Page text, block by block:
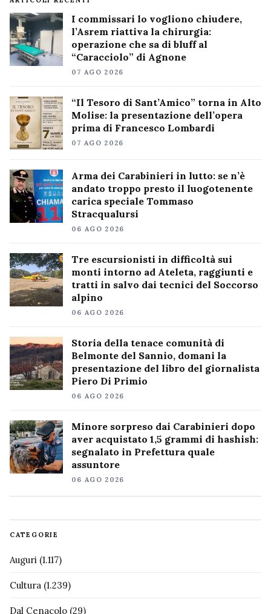
I commissari lo vogliono chiudere,
l’Asrem riattiva la chirurgia:
operazione che sa di bluff al
“Caracciolo” di Agnone
07 AGO 2026
“Il Tesoro di Sant’Amico” torna in Alto
Molise: la presentazione dell’opera
prima di Francesco Lombardi
07 AGO 2026
Arma dei Carabinieri in lutto: se n’è
andato troppo presto il luogotenente
carica speciale Tommaso
Stracqualursi
06 AGO 2026
Tre escursionisti in difficoltà sui
monti intorno ad Ateleta, raggiunti e
tratti in salvo dai tecnici del Soccorso
alpino
06 AGO 2026
Storia della tenace comunità di
Belmonte del Sannio, domani la
presentazione del libro del giornalista
Piero Di Primio
06 AGO 2026
Minore sorpreso dai Carabinieri dopo
aver acquistato 1,5 grammi di hashish:
segnalato in Prefettura quale
assuntore
06 AGO 2026
CATEGORIE
Auguri (1.117)
Cultura (1.239)
Dal Cenacolo (29)